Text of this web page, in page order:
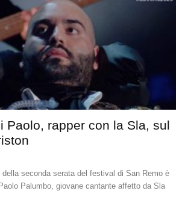
Paolo, rapper con la Sla, sul
della seconda serata del festival di San Remo è
Palumbo, giovane cantante affetto da Sla